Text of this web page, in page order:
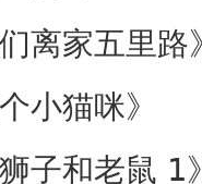
离家五里路
小猫咪》
子和老鼠 1